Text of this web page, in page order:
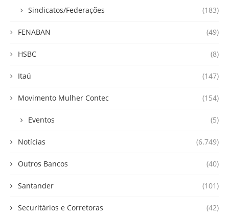
Sindicatos/Federações (183)
FENABAN (49)
HSBC (8)
Itaú (147)
Movimento Mulher Contec (154)
Eventos (5)
Notícias (6.749)
Outros Bancos (40)
Santander (101)
Securitários e Corretoras (42)